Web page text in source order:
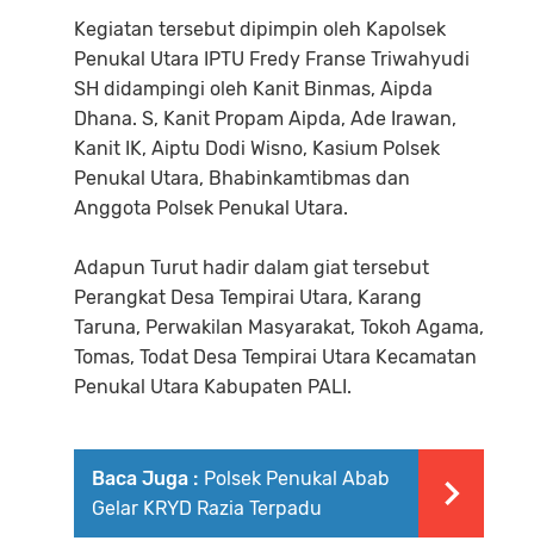
Kegiatan tersebut dipimpin oleh Kapolsek
Penukal Utara IPTU Fredy Franse Triwahyudi
SH didampingi oleh Kanit Binmas, Aipda
Dhana. S, Kanit Propam Aipda, Ade Irawan,
Kanit IK, Aiptu Dodi Wisno, Kasium Polsek
Penukal Utara, Bhabinkamtibmas dan
Anggota Polsek Penukal Utara.
Adapun Turut hadir dalam giat tersebut
Perangkat Desa Tempirai Utara, Karang
Taruna, Perwakilan Masyarakat, Tokoh Agama,
Tomas, Todat Desa Tempirai Utara Kecamatan
Penukal Utara Kabupaten PALI.
Baca Juga : Polsek Penukal Abab
Gelar KRYD Razia Terpadu